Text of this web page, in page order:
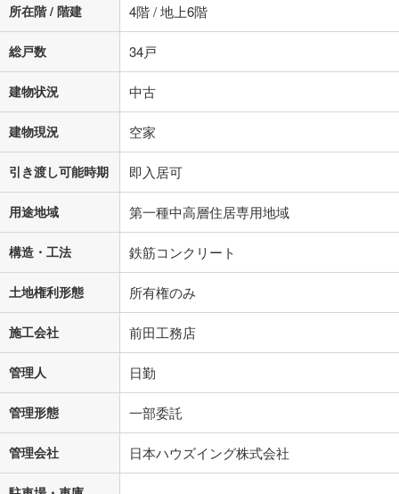
所在階 / 階建 4階 / 地上6階
総戸数 34戸
建物状況 中古
建物現況 空家
引き渡し可能時期 即入居可
用途地域 第一種中高層住居専用地域
構造・工法 鉄筋コンクリート
土地権利形態 所有権のみ
施工会社 前田工務店
管理人 日勤
管理形態 一部委託
管理会社 日本ハウズイング株式会社